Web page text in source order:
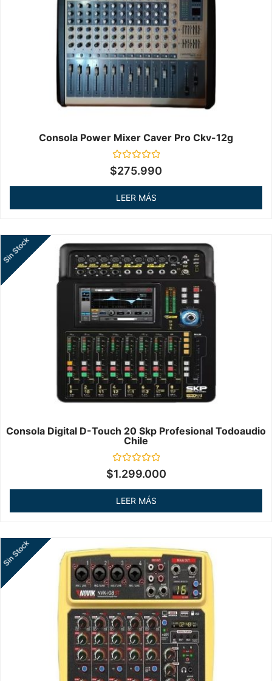
Consola Power Mixer Caver Pro Ckv-12g
Valorado
en
$275.990
LEER MÁS
Consola Digital D-Touch 20 Skp Profesional Todoaudio
Chile
Valorado
en
Sin Stock
$1.299.000
LEER MÁS
Sin Stock